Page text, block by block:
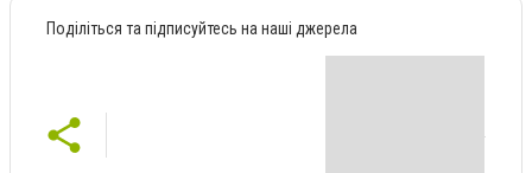
Поділіться та підписуйтесь на наші джерела